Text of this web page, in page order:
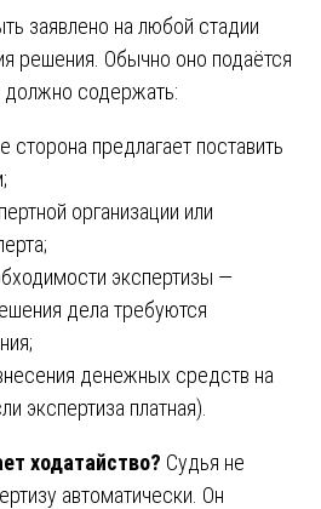
заявлено на любой стадии
решения. Обычно оно подаётся
содержать:
сторона предлагает поставить
организации или
экспертизы —
дела требуются
денежных средств на
экспертиза платная).
ходатайство? Судья не
автоматически. Он